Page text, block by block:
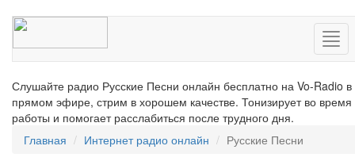
Слушайте радио Русские Песни онлайн бесплатно на Vo-Radio в
прямом эфире, стрим в хорошем качестве. Тонизирует во время
работы и помогает расслабиться после трудного дня.
Главная
Интернет радио онлайн Русские Песни